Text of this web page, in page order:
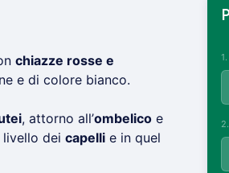
chiazze rosse e
e di colore bianco.
, attorno all’ombelicoe
livello dei capellie in quel